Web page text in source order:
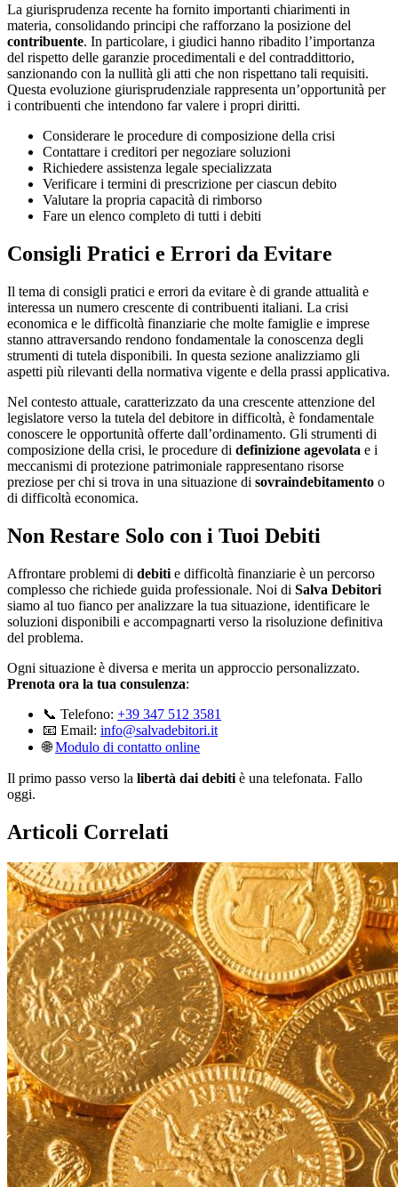
La giurisprudenza recente ha fornito importanti chiarimenti in
materia, consolidando principi che rafforzano la posizione del
contribuente. In particolare, i giudici hanno ribadito l’importanza
del rispetto delle garanzie procedimentali e del contraddittorio,
sanzionando con la nullità gli atti che non rispettano tali requisiti.
Questa evoluzione giurisprudenziale rappresenta un’opportunità per
i contribuenti che intendono far valere i propri diritti.
Considerare le procedure di composizione della crisi
Contattare i creditori per negoziare soluzioni
Richiedere assistenza legale specializzata
Verificare i termini di prescrizione per ciascun debito
Valutare la propria capacità di rimborso
Fare un elenco completo di tutti i debiti
Consigli Pratici e Errori da Evitare
Il tema di consigli pratici e errori da evitare è di grande attualità e
interessa un numero crescente di contribuenti italiani. La crisi
economica e le difficoltà finanziarie che molte famiglie e imprese
stanno attraversando rendono fondamentale la conoscenza degli
strumenti di tutela disponibili. In questa sezione analizziamo gli
aspetti più rilevanti della normativa vigente e della prassi applicativa.
Nel contesto attuale, caratterizzato da una crescente attenzione del
legislatore verso la tutela del debitore in difficoltà, è fondamentale
conoscere le opportunità offerte dall’ordinamento. Gli strumenti di
composizione della crisi, le procedure di definizione agevolata e i
meccanismi di protezione patrimoniale rappresentano risorse
preziose per chi si trova in una situazione di sovraindebitamento o
di difficoltà economica.
Non Restare Solo con i Tuoi Debiti
Affrontare problemi di debiti e difficoltà finanziarie è un percorso
complesso che richiede guida professionale. Noi di Salva Debitori
siamo al tuo fianco per analizzare la tua situazione, identificare le
soluzioni disponibili e accompagnarti verso la risoluzione definitiva
del problema.
Ogni situazione è diversa e merita un approccio personalizzato.
Prenota ora la tua consulenza:
📞 Telefono: +39 347 512 3581
📧 Email: info@salvadebitori.it
🌐Modulo di contatto online
Il primo passo verso la libertà dai debiti è una telefonata. Fallo
oggi.
Articoli Correlati